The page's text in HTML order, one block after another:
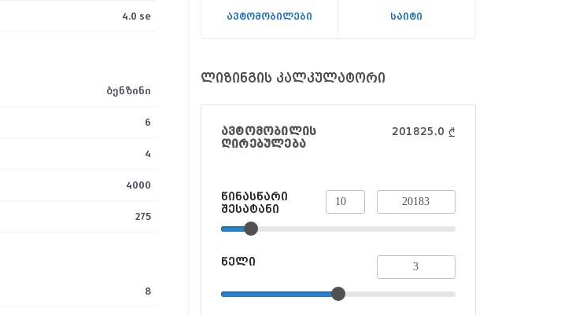
4.0 se
ბენზინი
6
4
4000
275
8
ავტომობილები საიტი
ლიზინგის კალკულატორი
ავტომობილის
ღირებულება
201825.0 ₾
წინასწარი
შესატანი
წელი